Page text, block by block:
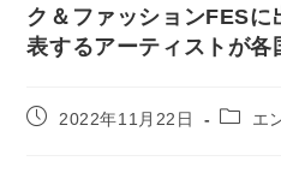
ク＆ファッションFESに
表するアーティストが各
投
2022年11月22日
投
エ